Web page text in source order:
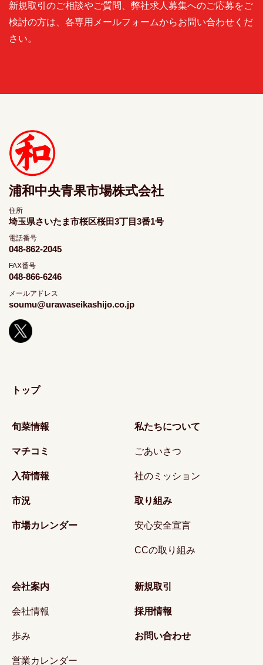
新規取引のご相談やご質問、弊社求人募集へのご応募をご
検討の方は、各専用メールフォームからお問い合わせくだ
さい。
浦和中央青果市場株式会社
住所
埼玉県さいたま市桜区桜田3丁目3番1号
電話番号
048-862-2045
FAX番号
048-866-6246
メールアドレス
soumu@urawaseikashijo.co.jp
トップ
旬菜情報
マチコミ
入荷情報
市況
市場カレンダー
私たちについて
ごあいさつ
社のミッション
取り組み
安心安全宣言
CCの取り組み
会社案内
会社情報
歩み
営業カレンダー
新規取引
採用情報
お問い合わせ